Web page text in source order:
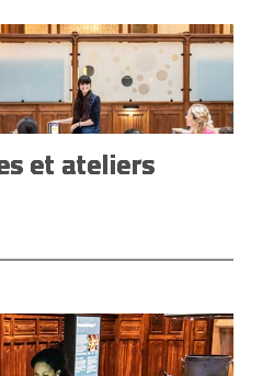
et ateliers